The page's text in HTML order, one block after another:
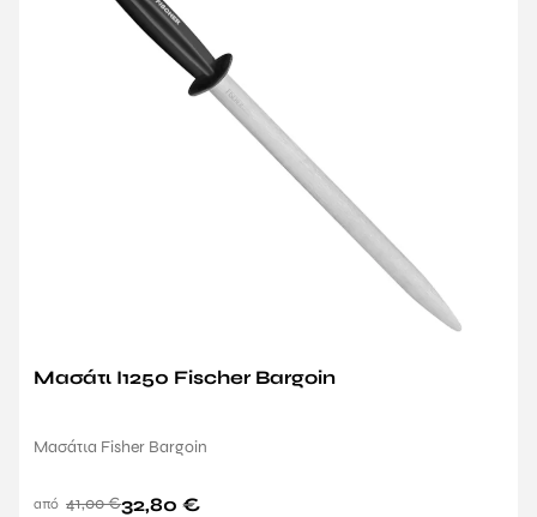
Μασάτι Ι1250 Fischer Bargoin
Μασάτια Fisher Bargoin
41,00€32,80 €